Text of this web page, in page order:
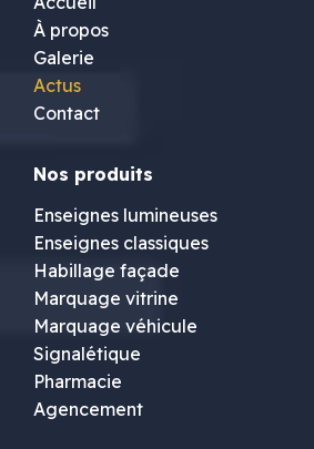
À propos
Galerie
Actus
Contact
Nos produits
Enseignes lumineuses
Enseignes classiques
Habillage façade
Marquage vitrine
Marquage véhicule
Signalétique
Pharmacie
Agencement